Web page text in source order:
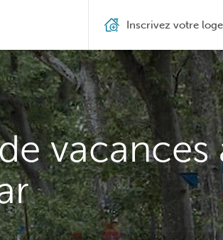
vacances
Inscrivez votre